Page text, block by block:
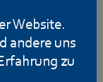
Website.
andere uns
zu